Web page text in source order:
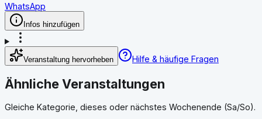
WhatsApp
Infos hinzufügen
Veranstaltung hervorheben Hilfe & häufige Fragen
Ähnliche Veranstaltungen
Gleiche Kategorie, dieses oder nächstes Wochenende (Sa/So).